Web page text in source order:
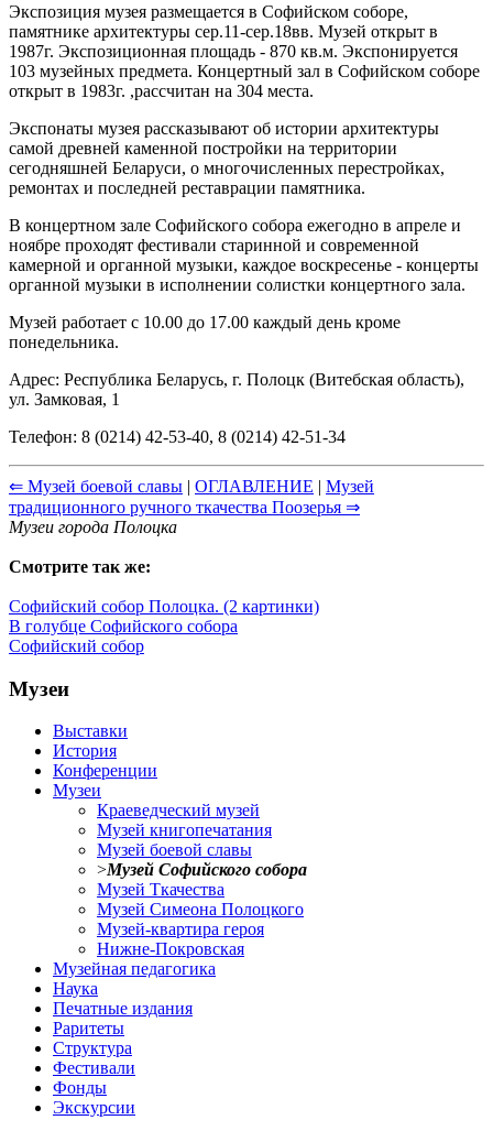
Экспозиция музея размещается в Софийском соборе,
памятнике архитектуры сер.11-сер.18вв. Музей открыт в
1987г. Экспозиционная площадь - 870 кв.м. Экспонируется
103 музейных предмета. Концертный зал в Софийском соборе
открыт в 1983г. ,рассчитан на 304 места.
Экспонаты музея рассказывают об истории архитектуры
самой древней каменной постройки на территории
сегодняшней Беларуси, о многочисленных перестройках,
ремонтах и последней реставрации памятника.
В концертном зале Софийского собора ежегодно в апреле и
ноябре проходят фестивали старинной и современной
камерной и органной музыки, каждое воскресенье - концерты
органной музыки в исполнении солистки концертного зала.
Музей работает с 10.00 до 17.00 каждый день кроме
понедельника.
Адрес: Республика Беларусь, г. Полоцк (Витебская область),
ул. Замковая, 1
Телефон: 8 (0214) 42-53-40, 8 (0214) 42-51-34
⇐ Музей боевой славы | ОГЛАВЛЕНИЕ | Музей
традиционного ручного ткачества Поозерья ⇒
Музеи города Полоцка
Смотрите так же:
Софийский собор Полоцка. (2 картинки)
В голубце Софийского собора
Софийский собор
Музеи
Выставки
История
Конференции
Музеи
Краеведческий музей
Музей книгопечатания
Музей боевой славы
>Музей Софийского собора
Музей Ткачества
Музей Симеона Полоцкого
Музей-квартира героя
Нижне-Покровская
Музейная педагогика
Наука
Печатные издания
Раритеты
Структура
Фестивали
Фонды
Экскурсии